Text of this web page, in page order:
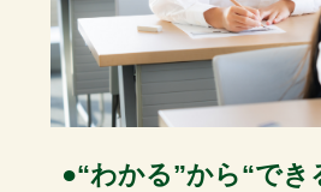
●“わかる”から“でき